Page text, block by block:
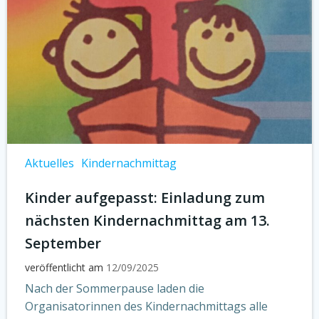
Aktuelles Kindernachmittag
Kinder aufgepasst: Einladung zum
nächsten Kindernachmittag am 13.
September
veröffentlicht am 12/09/2025
Nach der Sommerpause laden die
Organisatorinnen des Kindernachmittags alle